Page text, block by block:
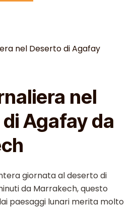
nel Deserto di Agafay
nel
Agafay da
giornata al deserto di
da Marrakech, questo
paesaggi lunari merita molto